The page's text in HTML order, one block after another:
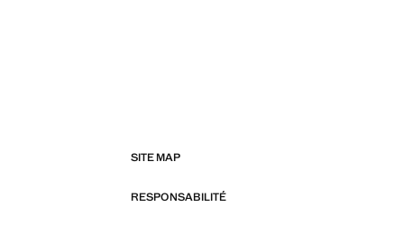
SITE MAP
RESPONSABILITÉ